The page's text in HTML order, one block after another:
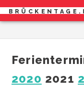
2020 2021